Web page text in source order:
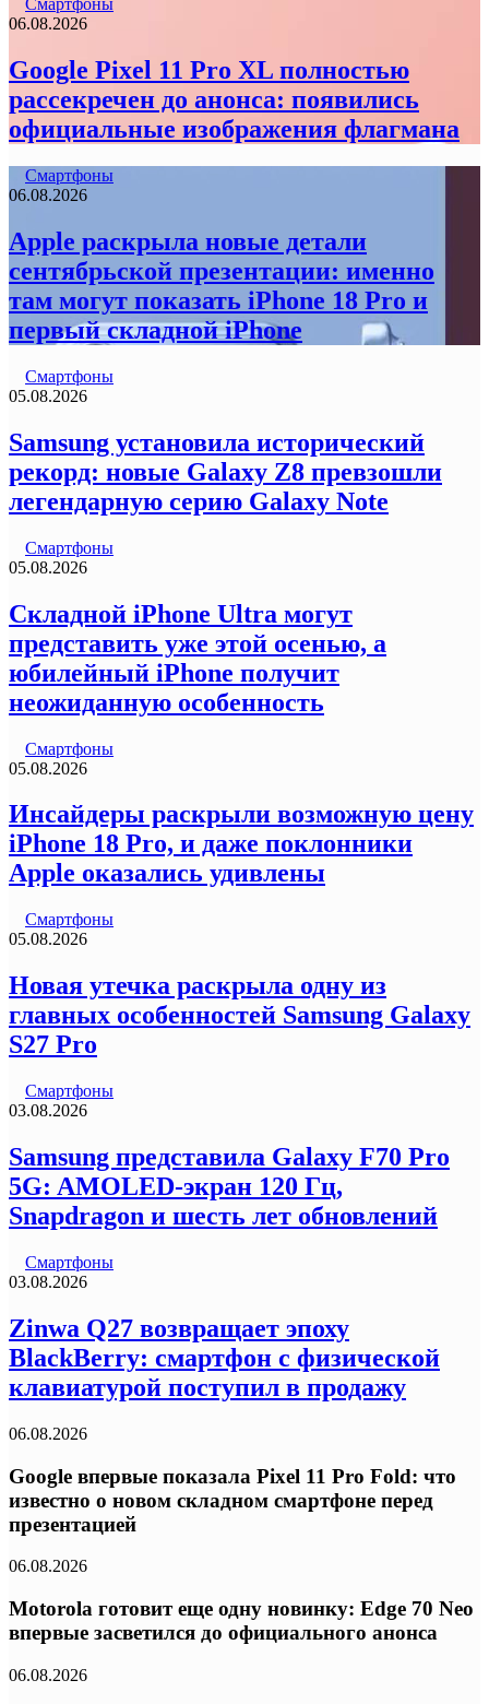
Смартфоны
06.08.2026
Google Pixel 11 Pro XL полностью
рассекречен до анонса: появились
официальные изображения флагмана
Смартфоны
06.08.2026
Apple раскрыла новые детали
сентябрьской презентации: именно
там могут показать iPhone 18 Pro и
первый складной iPhone
Смартфоны
05.08.2026
Samsung установила исторический
рекорд: новые Galaxy Z8 превзошли
легендарную серию Galaxy Note
Смартфоны
05.08.2026
Складной iPhone Ultra могут
представить уже этой осенью, а
юбилейный iPhone получит
неожиданную особенность
Смартфоны
05.08.2026
Инсайдеры раскрыли возможную цену
iPhone 18 Pro, и даже поклонники
Apple оказались удивлены
Смартфоны
05.08.2026
Новая утечка раскрыла одну из
главных особенностей Samsung Galaxy
S27 Pro
Смартфоны
03.08.2026
Samsung представила Galaxy F70 Pro
5G: AMOLED-экран 120 Гц,
Snapdragon и шесть лет обновлений
Смартфоны
03.08.2026
Zinwa Q27 возвращает эпоху
BlackBerry: смартфон с физической
клавиатурой поступил в продажу
06.08.2026
Google впервые показала Pixel 11 Pro Fold: что
известно о новом складном смартфоне перед
презентацией
06.08.2026
Motorola готовит еще одну новинку: Edge 70 Neo
впервые засветился до официального анонса
06.08.2026